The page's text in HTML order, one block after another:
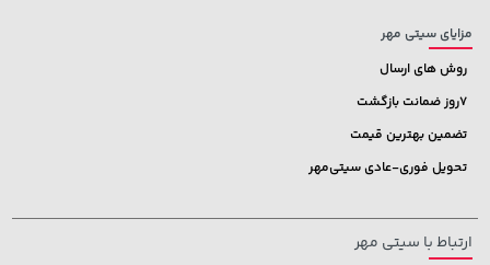
مزایای سیتی مهر
روش های ارسال
7روز ضمانت بازگشت
تضمین بهترین قیمت
تحویل فوری-عادی سیتی‌مهر
ارتباط با سیتی مهر